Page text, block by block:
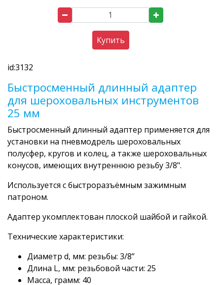
Купить
id:3132
Быстросменный длинный адаптер
для шероховальных инструментов
25 мм
Быстросменный длинный адаптер применяется для
установки на пневмодрель шероховальных
полусфер, кругов и колец, а также шероховальных
конусов, имеющих внутреннюю резьбу 3/8".
Используется с быстроразъёмным зажимным
патроном.
Адаптер укомплектован плоской шайбой и гайкой.
Технические характеристики:
Диаметр d, мм: резьбы: 3/8”
Длина L, мм: резьбовой части: 25
Масса, грамм: 40